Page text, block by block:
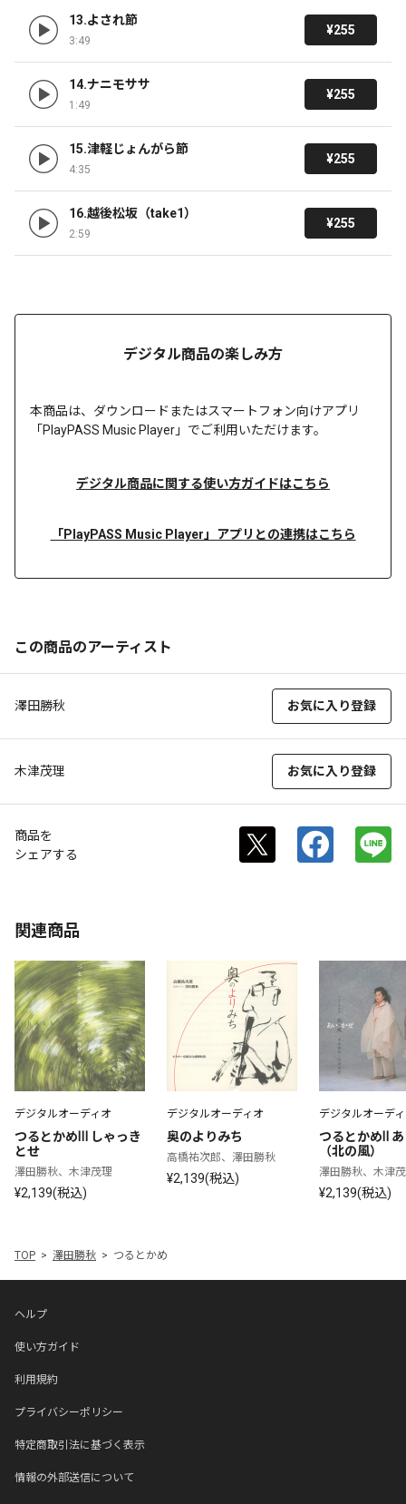
13.よされ節
3:49
¥255
14.ナニモササ
1:49
¥255
15.津軽じょんがら節
4:35
¥255
16.越後松坂（take1）
2:59
¥255
デジタル商品の楽しみ方
本商品は、 ダウンロードまたはスマートフォン向けアプリ
「PlayPASS Music Player」でご利用いただけます。
デジタル商品に関する使い方ガイドはこちら
「PlayPASS Music Player」アプリとの連携はこちら
この商品のアーティスト
澤田勝秋 お気に入り登録
木津茂理 お気に入り登録
商品を
シェアする
関連商品
デジタルオーディオ
つるとかめⅢ しゃっき
とせ
澤田勝秋、木津茂理
¥2,139(税込)
デジタルオーディオ
奥のよりみち
高橋祐次郎、澤田勝秋
¥2,139(税込)
デジタルオーデ
つるとかめⅡ
（北の風）
澤田勝秋、木津
¥2,139(税込)
TOP 澤田勝秋 つるとかめ
ヘルプ
使い方ガイド
利用規約
プライバシーポリシー
特定商取引法に基づく表示
情報の外部送信について